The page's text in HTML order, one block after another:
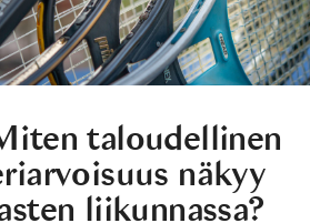
taloudellinen
näkyy
liikunnassa?